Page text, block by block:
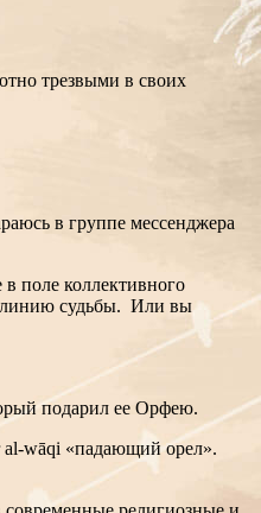
трезвыми в своих
в группе мессенджера
поле коллективного
линию судьбы. Или вы
подарил ее Орфею.
al-wāqi «падающий орел».